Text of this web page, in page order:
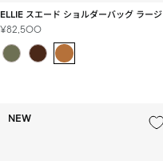
ELLIE スエード ショルダーバッグ ラージ
セ
ー
ル
¥82,500
NEW